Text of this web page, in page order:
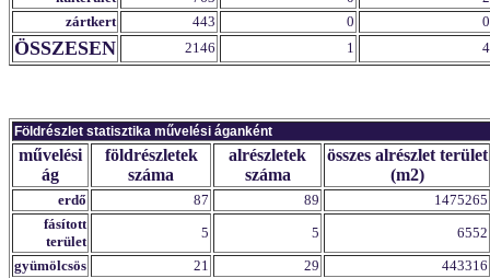
zártkert
443 0 0
ÖSSZESEN 2146 1 4
Földrészlet statisztika művelési áganként
művelési
ág
földrészletek
száma
alrészletek
száma
összes alrészlet terület
(m2)
erdő 87 89
1475265
fásított
terület
5 5
6552
gyümölcsös
21 29
443316